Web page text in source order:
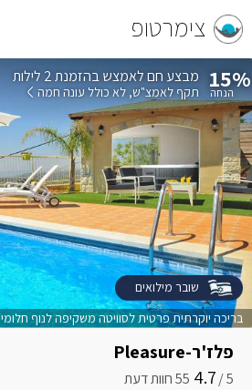
צימרטופ
פלז'ר-Pleasure
5 /
4.7
בריכה יוקרתית פרטית לסוויטה משקיפה לנוף חלומי
15% בהזמנת 2 לילות
תקף לאמצ"ש לא כולל עונה חמה
שובר מילואים